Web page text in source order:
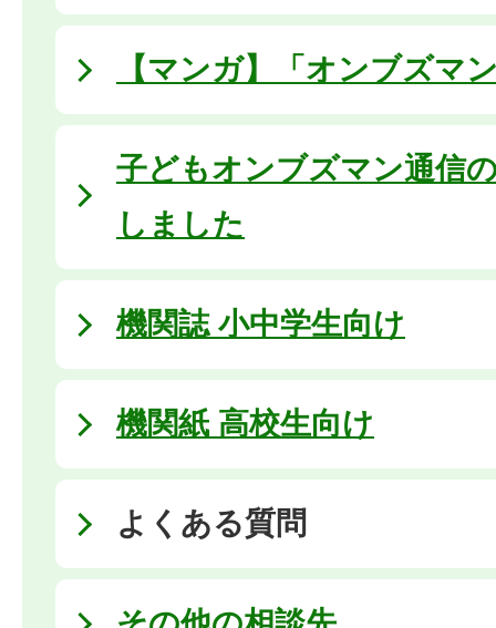
【マンガ】「オンブズマ
子どもオンブズマン通信
しました
機関誌 小中学生向け
機関紙 高校生向け
よくある質問